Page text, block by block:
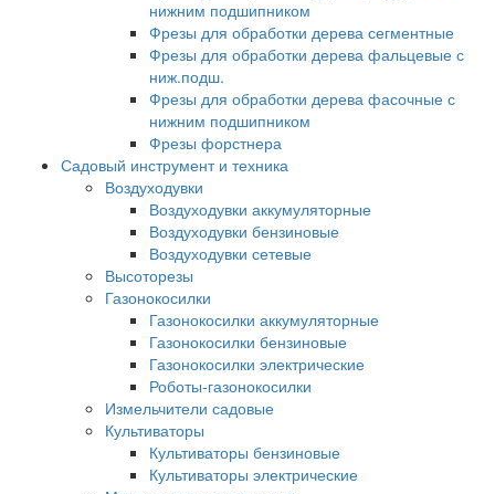
нижним подшипником
Фрезы для обработки дерева сегментные
Фрезы для обработки дерева фальцевые с
ниж.подш.
Фрезы для обработки дерева фасочные с
нижним подшипником
Фрезы форстнера
Садовый инструмент и техника
Воздуходувки
Воздуходувки аккумуляторные
Воздуходувки бензиновые
Воздуходувки сетевые
Высоторезы
Газонокосилки
Газонокосилки аккумуляторные
Газонокосилки бензиновые
Газонокосилки электрические
Роботы-газонокосилки
Измельчители садовые
Культиваторы
Культиваторы бензиновые
Культиваторы электрические